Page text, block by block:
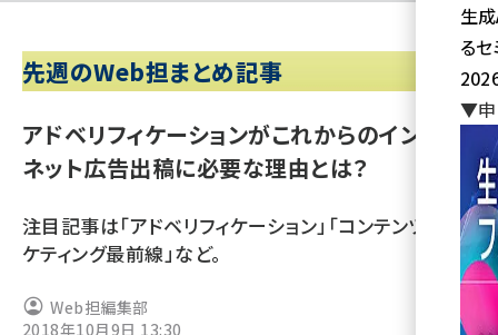
ai (2820)
youtube (2444)
note (2322)
セミナー (2315)
z世代 (1629)
先週のWeb担まとめ記事
アドベリフィケーションがこれからのインター
ネット広告出稿に必要な理由とは？
注目記事は「アドベリフィケーション」「コンテンツマー
ケティング最前線」など。
Web担編集部
2018年10月9日 13:30
生
る
▼申